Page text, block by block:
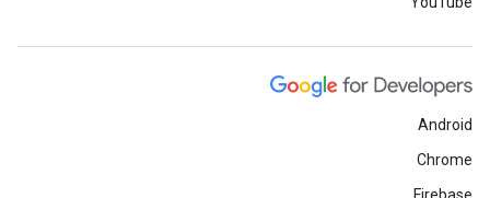
Android
Chrome